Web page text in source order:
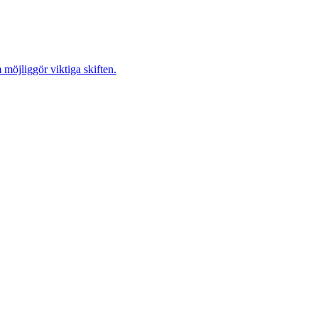
möjliggör viktiga skiften.